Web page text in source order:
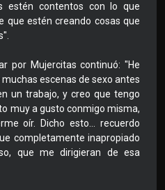
estén contentos con lo que
que estén creando cosas que
por Mujercitas continuó: "He
escenas de sexo antes
un trabajo, y creo que tengo
muy a gusto conmigo misma,
oír. Dicho esto… recuerdo
completamente inapropiado
que me dirigieran de esa